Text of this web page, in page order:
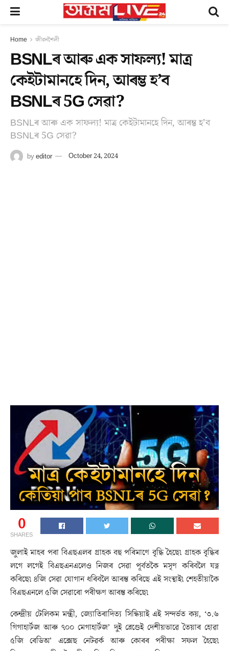
Home জীৱনশৈলী
BSNLৰ আৰু এক সাফল্য! মাত্ৰ
কেইটামানহে দিন, আৰম্ভ হ’ব
BSNLৰ 5G সেৱা?
BSNLৰ আৰু এক সাফল্য! মাত্ৰ কেইটামানহে দিন, আৰম্ভ হ’ব
BSNLৰ 5G সেৱা?
byeditor October 24, 2024
0
SHARES
জুলাই মাহৰ পৰা বিএছএলৰ গ্ৰাহক বহু পৰিমাণে বৃদ্ধি হৈছে৷ গ্ৰাহক বৃদ্ধিৰ
লগে লগেই বিএছএনএলেও নিজৰ সেৱা পূৰ্বতকৈ মসৃণ কৰিবলৈ যত্ন
কৰিছে৷ ৪জি সেৱা যোগান ধৰিবলৈ আৰম্ভ কৰিছে এই সংস্থাই৷ শেহতীয়াকৈ
বিএছএনলে ৫জি সেৱাৰো পৰীক্ষণ আৰম্ভ কৰিছে৷
কেন্দ্ৰীয় টেলিকম মন্ত্ৰী, জ্যোতিৰাদিত্য সিন্ধিয়াই এই সন্দৰ্ভত কয়, ‘৩.৬
গিগাহাৰ্টজ আৰু ৭০০ মেগাহাৰ্টজ’ দুই ব্ৰেণ্ডেই দেশীয়ভাৱে তৈয়াৰ হোৱা
৫জি ৰেডিঅ’ এক্সেছ নেটৱৰ্ক আৰু কোৰৰ পৰীক্ষা সফল হৈছে৷